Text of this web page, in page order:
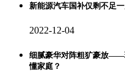
新能源汽车国补仅剩不足
2022-12-04
细腻豪华对阵粗犷豪放——
懂家庭？